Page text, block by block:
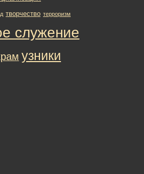
творчество терроризм
служение
узники